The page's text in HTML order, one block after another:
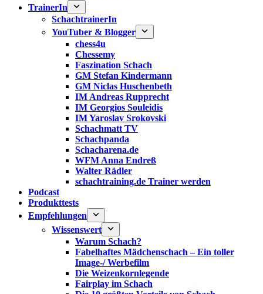
TrainerIn
SchachtrainerIn
YouTuber & Blogger
chess4u
Chessemy
Faszination Schach
GM Stefan Kindermann
GM Niclas Huschenbeth
IM Andreas Rupprecht
IM Georgios Souleidis
IM Yaroslav Srokovski
Schachmatt TV
Schachpanda
Schacharena.de
WFM Anna Endreß
Walter Rädler
schachtraining.de Trainer werden
Podcast
Produkttests
Empfehlungen
Wissenswert
Warum Schach?
Fabelhaftes Mädchenschach – Ein toller
Image-/ Werbefilm
Die Weizenkornlegende
Fairplay im Schach